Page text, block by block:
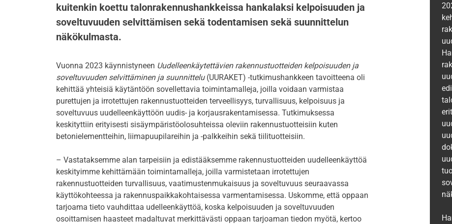
kuitenkin koettu talonrakennushankkeissa hankalaksi kelpoisuuden ja
soveltuvuuden selvittämisen sekä todentamisen sekä suunnittelun
näkökulmasta.
Vuonna 2023 käynnistyneen Uudelleenkäytettävien rakennustuotteiden kelpoisuuden ja
soveltuvuuden selvittäminen ja suunnittelu(UURAKET) -tutkimushankkeen tavoitteena oli
kehittää yhteisiä käytäntöön sovellettavia toimintamalleja, joilla voidaan varmistaa
purettujen ja irrotettujen rakennustuotteiden terveellisyys, turvallisuus, kelpoisuus ja
soveltuvuus uudelleenkäyttöön uudis- ja korjausrakentamisessa. Tutkimuksessa
keskityttiin erityisesti sisäympäristöolosuhteissa oleviin rakennustuotteisiin kuten
betonielementteihin, liimapuupilareihin ja -palkkeihin sekä tiilituotteisiin.
– Vastataksemme alan tarpeisiin ja edistääksemme rakennustuotteiden uudelleenkäyttöä
keskityimme kehittämään toimintamalleja, joilla varmistetaan irrotettujen
rakennustuotteiden turvallisuus, vaatimustenmukaisuus ja soveltuvuus seuraavassa
käyttökohteessa ja rakennuspaikkakohtaisessa varmentamisessa. Uskomme, että oppaan
tarjoama tieto vauhdittaa udelleenkäyttöä, koska kelpoisuuden ja soveltuvuuden
osoittamisen haasteet madaltuvat merkittävästi oppaan tarjoaman tiedon myötä, kertoo